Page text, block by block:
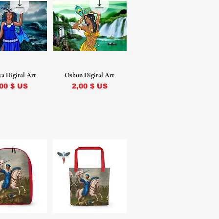
Digital Art
$ US
Oshun Digital Art
Prix
2,00 $ US